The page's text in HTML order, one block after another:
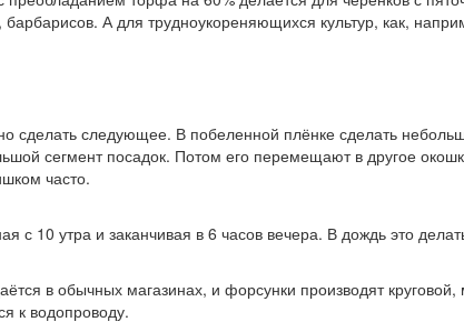
А для трудноукореняющихся культур, как,
сделать следующее. В побеленной плёнке сделать
сегмент посадок. Потом его перемещают в другое
часто.
с 10 утра и заканчивая в 6 часов вечера. В дождь это
в обычных магазинах, и форсунки производят
к водопроводу.